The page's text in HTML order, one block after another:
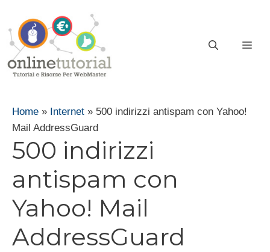
contenuto
Home » Internet » 500 indirizzi antispam con Yahoo!
Mail AddressGuard
500 indirizzi
antispam con
Yahoo! Mail
AddressGuard